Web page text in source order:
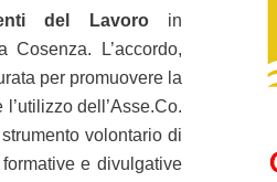
del Lavoroin
L’accordo,
per promuovere la
dell’Asse.Co.
volontario di
e divulgative